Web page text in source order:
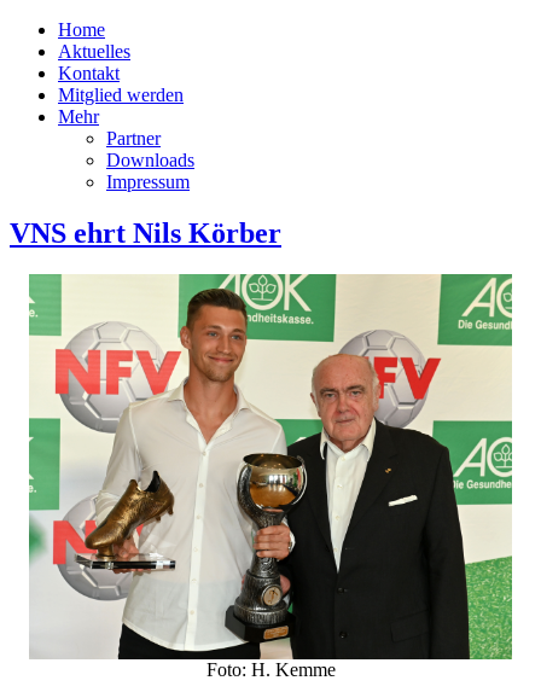
Home
Aktuelles
Kontakt
Mitglied werden
Mehr
Partner
Downloads
Impressum
VNS ehrt Nils Körber
Foto: H. Kemme